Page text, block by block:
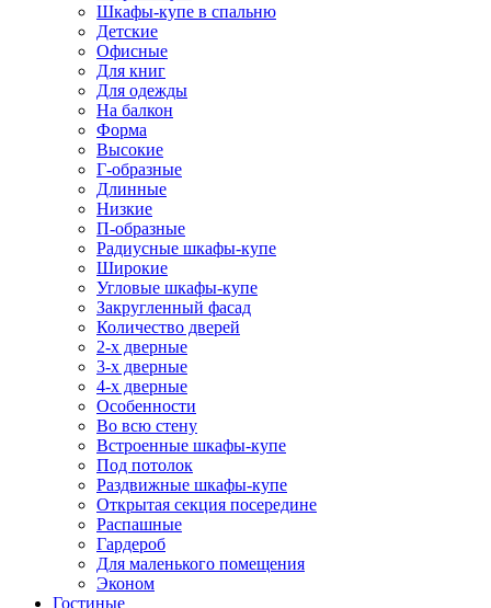
Шкафы-купе в спальню
Детские
Офисные
Для книг
Для одежды
На балкон
Форма
Высокие
Г-образные
Длинные
Низкие
П-образные
Радиусные шкафы-купе
Широкие
Угловые шкафы-купе
Закругленный фасад
Количество дверей
2-х дверные
3-х дверные
4-х дверные
Особенности
Во всю стену
Встроенные шкафы-купе
Под потолок
Раздвижные шкафы-купе
Открытая секция посередине
Распашные
Гардероб
Для маленького помещения
Эконом
Гостиные